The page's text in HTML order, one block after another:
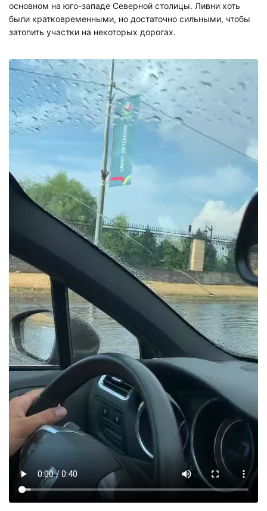
основном на юго-западе Северной столицы. Ливни хоть
были кратковременными, но достаточно сильными, чтобы
затопить участки на некоторых дорогах.